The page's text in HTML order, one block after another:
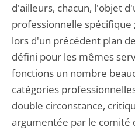
d'ailleurs, chacun, l'objet
professionnelle
lors d'un précédent plan
défini pour les mêmes
fonctions un nombre
catégories
double circonstance,
argumentée par le comité